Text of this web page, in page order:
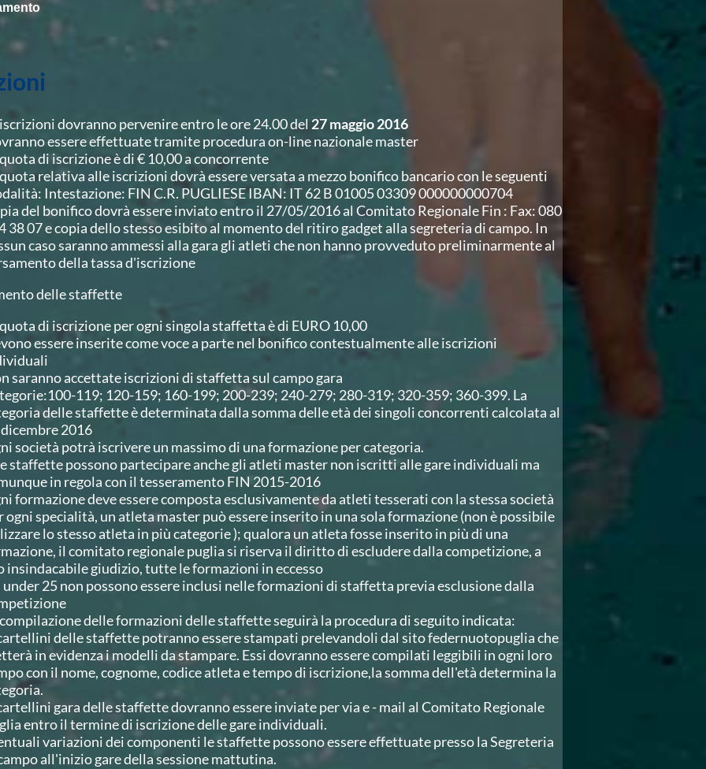
dovranno pervenire entro le ore 24.00 del 27 maggio 2016
essere effettuate tramite procedura on-line nazionale master
di iscrizione è di € 10,00 a concorrente
relativa alle iscrizioni dovrà essere versata a mezzo bonifico bancario con le seguenti
Intestazione: FIN C.R. PUGLIESE IBAN: IT 62 B 01005 03309 000000000704
del bonifico dovrà essere inviato entro il 27/05/2016 al Comitato Regionale Fin : Fax: 080
38 07 e copia dello stesso esibito al momento del ritiro gadget alla segreteria di campo. In
caso saranno ammessi alla gara gli atleti che non hanno provveduto preliminarmente al
della tassa d'iscrizione
delle staffette
di iscrizione per ogni singola staffetta è di EURO 10,00
essere inserite come voce a parte nel bonifico contestualmente alle iscrizioni
saranno accettate iscrizioni di staffetta sul campo gara
119; 120-159; 160-199; 200-239; 240-279; 280-319; 320-359; 360-399. La
delle staffette è determinata dalla somma delle età dei singoli concorrenti calcolata al
2016
società potrà iscrivere un massimo di una formazione per categoria.
staffette possono partecipare anche gli atleti master non iscritti alle gare individuali ma
in regola con il tesseramento FIN 2015-2016
formazione deve essere composta esclusivamente da atleti tesserati con la stessa società
ogni specialità, un atleta master può essere inserito in una sola formazione (non è possibile
lo stesso atleta in più categorie ); qualora un atleta fosse inserito in più di una
il comitato regionale puglia si riserva il diritto di escludere dalla competizione, a
insindacabile giudizio, tutte le formazioni in eccesso
under 25 non possono essere inclusi nelle formazioni di staffetta previa esclusione dalla
delle formazioni delle staffette seguirà la procedura di seguito indicata:
delle staffette potranno essere stampati prelevandoli dal sito federnuotopuglia che
in evidenza i modelli da stampare. Essi dovranno essere compilati leggibili in ogni loro
con il nome, cognome, codice atleta e tempo di iscrizione,la somma dell'età determina la
gara delle staffette dovranno essere inviate per via e - mail al Comitato Regionale
entro il termine di iscrizione delle gare individuali.
variazioni dei componenti le staffette possono essere effettuate presso la Segreteria
all'inizio gare della sessione mattutina.